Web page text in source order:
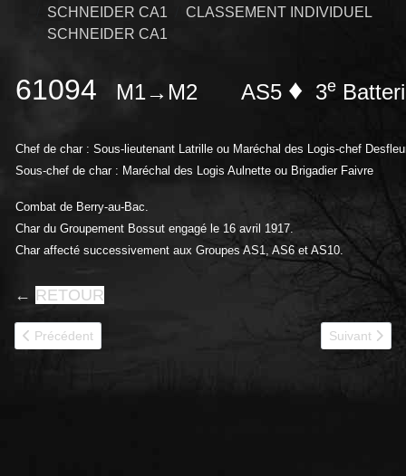
SCHNEIDER CA1
CLASSEMENT INDIVIDUEL
SCHNEIDER CA1
61094 M1→M2 AS5 ♦ 3e
Chef de char : Sous-lieutenant Latrille ou Maréchal des Logis-chef
Sous-chef de char : Maréchal des Logis Aulnette ou Brigadier Faivre
Combat de Berry-au-Bac.
Char du Groupement Bossut engagé le 16 avril 1917.
Char affecté successivement aux Groupes AS1, AS6 et AS10.
← RETOUR
Article précédent : 61092
Précédent Article
Suivant